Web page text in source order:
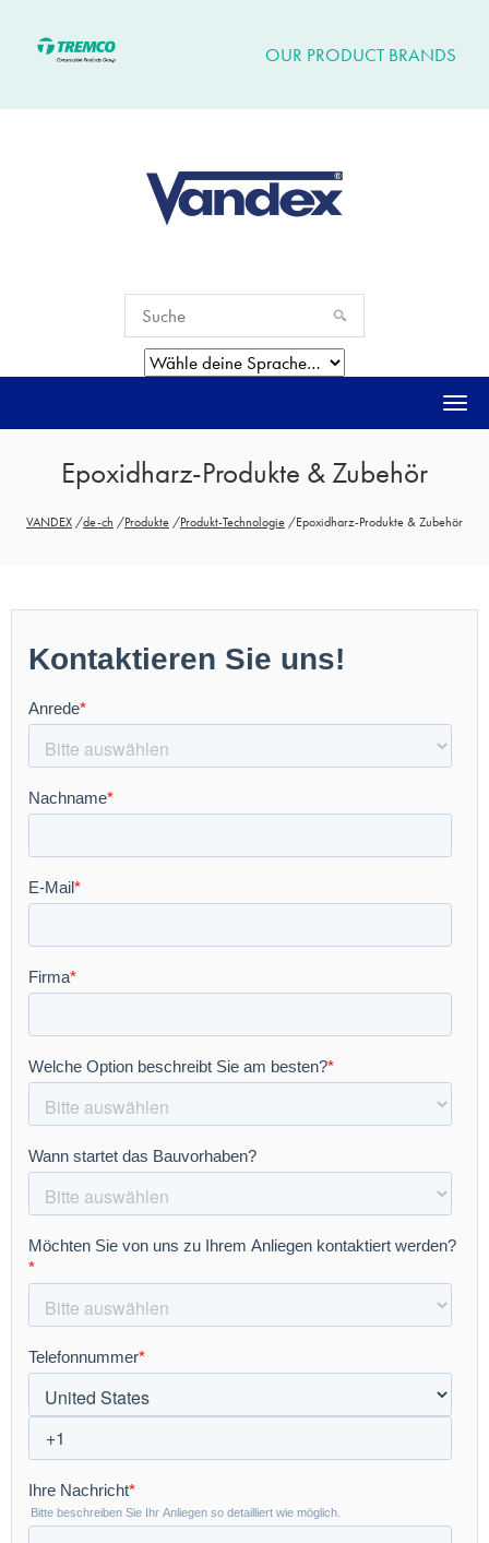
OUR PRODUCT BRANDS
Epoxidharz-Produkte & Zubehör
VANDEX /de-ch /Produkte /Produkt-Technologie /Epoxidharz-Produkte & Zubehör